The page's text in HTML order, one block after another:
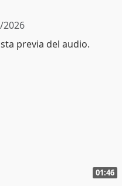
2026
01:46